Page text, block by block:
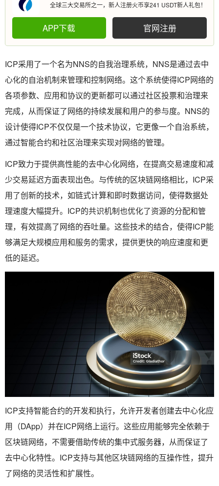
全球三大交易所之一，新人注册火币享241 USDT新人礼包！
APP下载 官网注册
ICP采用了一个名为NNS的自我治理系统，NNS是通过去中
心化的自治机制来管理和控制网络。这个系统使得ICP网络的
各项参数、应用和协议的更新都可以通过社区投票和治理来
完成，从而保证了网络的持续发展和用户的参与度。NNS的
设计使得ICP不仅仅是一个技术协议，它更像一个自治系统，
通过智能合约和社区治理来实现对网络的管理。
ICP致力于提供高性能的去中心化网络，在提高交易速度和减
少交易延迟方面表现出色。与传统的区块链网络相比，ICP采
用了创新的技术，如链式计算和即时数据访问，使得数据处
理速度大幅提升。ICP的共识机制也优化了资源的分配和管
理，有效提高了网络的吞吐量。这些技术的结合，使得ICP能
够满足大规模应用和服务的需求，提供更快的响应速度和更
低的延迟。
ICP支持智能合约的开发和执行，允许开发者创建去中心化应
用（DApp）并在ICP网络上运行。这些应用能够完全依赖于
区块链网络，不需要借助传统的集中式服务器，从而保证了
去中心化特性。ICP支持与其他区块链网络的互操作性，提升
了网络的灵活性和扩展性。